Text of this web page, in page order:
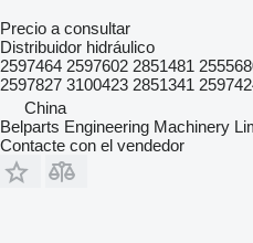
Precio a consultar
Distribuidor hidráulico
2597464 2597602 2851481
2597827 3100423 2851341
China
Belparts Engineering Machinery
Contacte con el vendedor